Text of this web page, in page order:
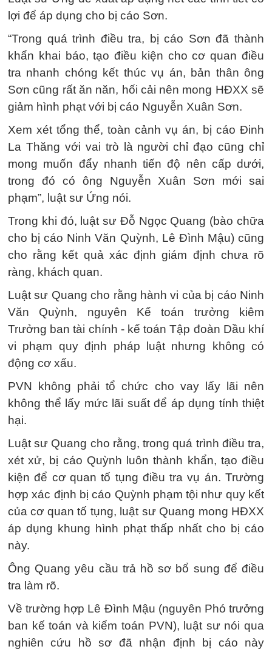
lợi để áp dụng cho bị cáo Sơn.
“Trong quá trình điều tra, bị cáo Sơn đã thành
khẩn khai báo, tạo điều kiện cho cơ quan điều
tra nhanh chóng kết thúc vụ án, bản thân ông
Sơn cũng rất ăn năn, hối cải nên mong HĐXX sẽ
giảm hình phạt với bị cáo Nguyễn Xuân Sơn.
Xem xét tổng thể, toàn cảnh vụ án, bị cáo Đinh
La Thăng với vai trò là người chỉ đạo cũng chỉ
mong muốn đẩy nhanh tiến độ nên cấp dưới,
trong đó có ông Nguyễn Xuân Sơn mới sai
phạm”, luật sư Ứng nói.
Trong khi đó, luật sư Đỗ Ngọc Quang (bào chữa
cho bị cáo Ninh Văn Quỳnh, Lê Đình Mậu) cũng
cho rằng kết quả xác định giám định chưa rõ
ràng, khách quan.
Luật sư Quang cho rằng hành vi của bị cáo Ninh
Văn Quỳnh, nguyên Kế toán trưởng kiêm
Trưởng ban tài chính - kế toán Tập đoàn Dầu khí
vi phạm quy định pháp luật nhưng không có
động cơ xấu.
PVN không phải tổ chức cho vay lấy lãi nên
không thể lấy mức lãi suất để áp dụng tính thiệt
hại.
Luật sư Quang cho rằng, trong quá trình điều tra,
xét xử, bị cáo Quỳnh luôn thành khẩn, tạo điều
kiện để cơ quan tố tụng điều tra vụ án. Trường
hợp xác định bị cáo Quỳnh phạm tội như quy kết
của cơ quan tố tụng, luật sư Quang mong HĐXX
áp dụng khung hình phạt thấp nhất cho bị cáo
này.
Ông Quang yêu cầu trả hồ sơ bổ sung để điều
tra làm rõ.
Về trường hợp Lê Đình Mậu (nguyên Phó trưởng
ban kế toán và kiểm toán PVN), luật sư nói qua
nghiên cứu hồ sơ đã nhận định bị cáo này